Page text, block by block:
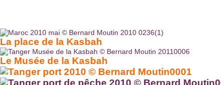
La place de la Kasbah
Le Musée de la Kasbah